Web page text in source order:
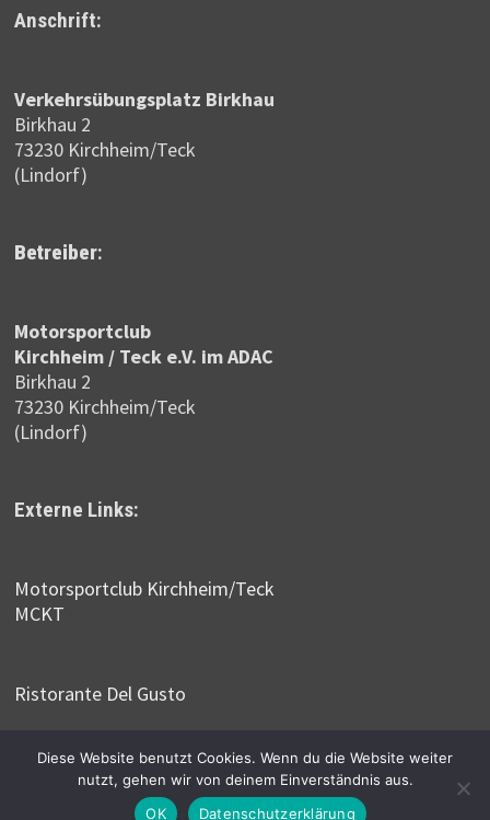
Anschrift:
Verkehrsübungsplatz Birkhau
Birkhau 2
73230 Kirchheim/Teck
(Lindorf)
Betreiber:
Motor­sportclub
Kirchheim / Teck e.V. im ADAC
Birkhau 2
73230 Kirchheim/Teck
(Lindorf)
Externe Links:
Motorsportclub Kirchheim/Teck
MCKT
Ristorante Del Gusto
Copyright © 2026Verkehrsübungsplatz Birkhau
WordPressundBam.
Diese Website benutzt Cookies. Wenn du die Website weiter
nutzt, gehen wir von deinem Einverständnis aus.
OK
Datenschutzerklärung